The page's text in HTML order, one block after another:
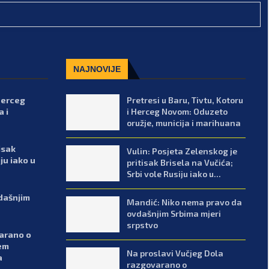
i
iako u
o
NAJNOVIJE
Pretresi u Baru, Tivtu, Kotoru
i Herceg Novom: Oduzeto
oružje, municija i marihuana
Vulin: Posjeta Zelenskog je
pritisak Brisela na Vučića;
Srbi vole Rusiju iako u...
Mandić: Niko nema pravo da
ovdašnjim Srbima mjeri
srpstvo
Na proslavi Vučjeg Dola
razgovarano o